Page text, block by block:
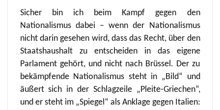
Sicher bin ich beim Kampf gegen den
Nationalismus dabei – wenn der Nationalismus
nicht darin gesehen wird, dass das Recht, über den
Staatshaushalt zu entscheiden in das eigene
Parlament gehört, und nicht nach Brüssel. Der zu
bekämpfende Nationalismus steht in „Bild“ und
äußert sich in der Schlagzeile „Pleite-Griechen“,
und er steht im „Spiegel“ als Anklage gegen Italien: